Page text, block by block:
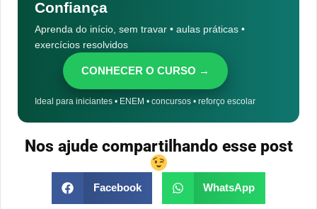
Confiança
Aprenda do início, sem travar • aulas práticas •
exercícios resolvidos
CONHECER O CURSO →
Ideal para iniciantes • ENEM • concursos • reforço escolar
Nos ajude compartilhando esse post
Facebook WhatsApp